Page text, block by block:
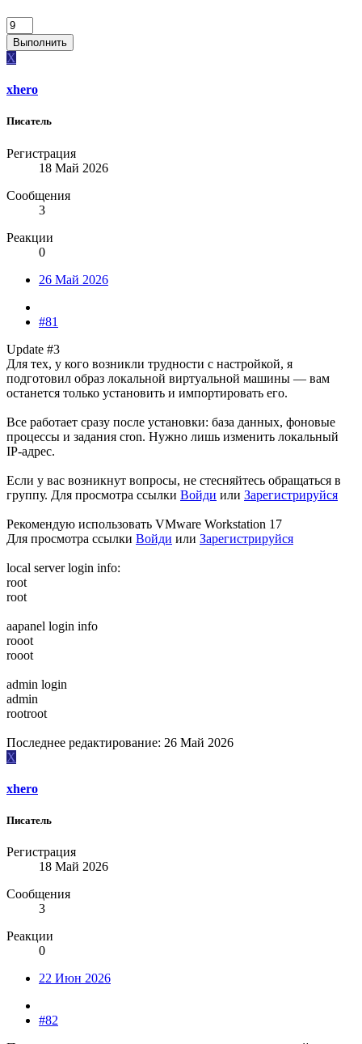
Выполнить
X
xhero
Писатель
Регистрация
18 Май 2026
Сообщения
3
Реакции
0
26 Май 2026
#81
Update #3
Для тех, у кого возникли трудности с настройкой, я
подготовил образ локальной виртуальной машины — вам
останется только установить и импортировать его.
Все работает сразу после установки: база данных, фоновые
процессы и задания cron. Нужно лишь изменить локальный
IP-адрес.
Если у вас возникнут вопросы, не стесняйтесь обращаться в
группу. Для просмотра ссылки Войди или Зарегистрируйся
Рекомендую использовать VMware Workstation 17
Для просмотра ссылки Войди или Зарегистрируйся
local server login info:
root
root
aapanel login info
rooot
rooot
admin login
admin
rootroot
Последнее редактирование: 26 Май 2026
X
xhero
Писатель
Регистрация
18 Май 2026
Сообщения
3
Реакции
0
22 Июн 2026
#82